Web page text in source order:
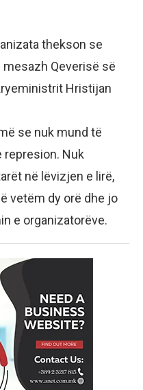
thekson se
mesazh Qeverisë së
Hristijan
se nuk mund të
Nuk
në lëvizjen e lirë,
vetëm dy orë dhe jo
e organizatorëve.